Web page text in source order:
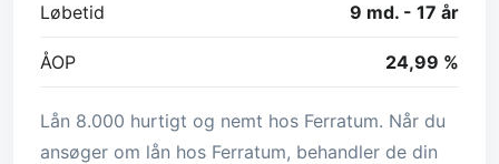
Løbetid 9 md. - 17 år
ÅOP 24,99 %
Lån 8.000 hurtigt og nemt hos Ferratum. Når du
ansøger om lån hos Ferratum, behandler de din